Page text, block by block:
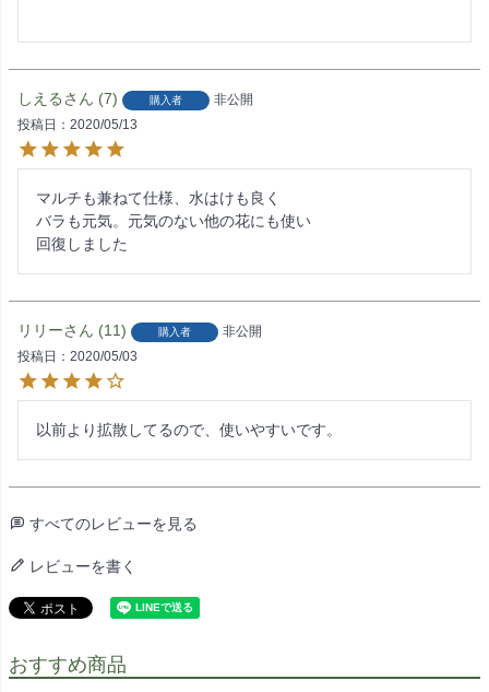
しえる 7 購入者
非公開
投稿日
2020/05/13
マルチも兼ねて仕様、水はけも良く
バラも元気。元気のない他の花にも使い
リリー 11 購入者
非公開
投稿日
2020/05/03
以前より拡散してるので、使いやすいです。
すべてのレビューを見る
レビューを書く
おすすめ商品